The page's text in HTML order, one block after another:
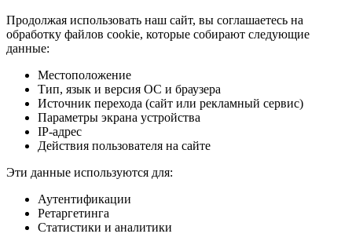
Продолжая использовать наш сайт, вы соглашаетесь на
обработку файлов cookie, которые собирают следующие
данные:
Местоположение
Тип, язык и версия ОС и браузера
Источник перехода (сайт или рекламный сервис)
Параметры экрана устройства
IP-адрес
Действия пользователя на сайте
Эти данные используются для:
Аутентификации
Ретаргетинга
Статистики и аналитики